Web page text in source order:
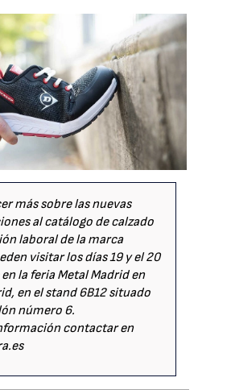
más sobre las nuevas
al catálogo de calzado
laboral de la marca
visitar los días 19 y el 20
la feria Metal Madrid en
en el stand 6B12 situado
número 6.
contactar en